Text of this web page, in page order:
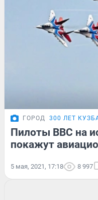
ГОРОД 300 ЛЕТ
Пилоты ВВС на
покажут
5 мая, 2021, 17:18 8 997